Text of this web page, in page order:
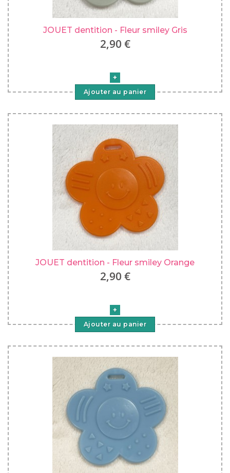
JOUET dentition - Fleur smiley Gris
2,90 €
Ajouter au panier
JOUET dentition - Fleur smiley Orange
2,90 €
Ajouter au panier